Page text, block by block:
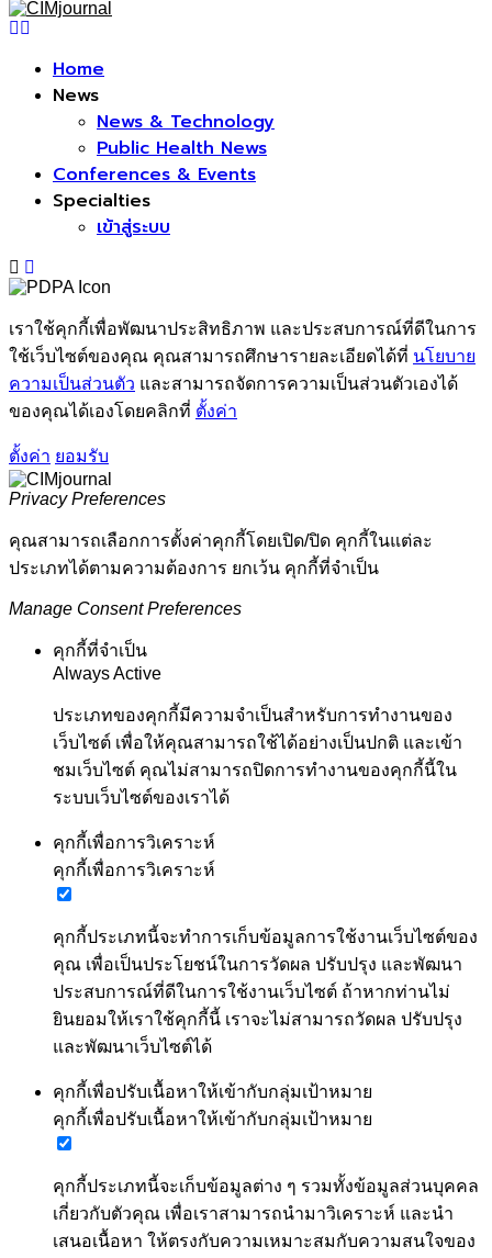
Facebook
Home
News
News & Technology
Public Health News
Conferences & Events
Specialties
เข้าสู่ระบบ
เราใช้คุกกี้เพื่อพัฒนาประสิทธิภาพ และประสบการณ์ที่ดีในการ
ใช้เว็บไซต์ของคุณ คุณสามารถศึกษารายละเอียดได้ที่ นโยบาย
ความเป็นส่วนตัว และสามารถจัดการความเป็นส่วนตัวเองได้
ของคุณได้เองโดยคลิกที่ ตั้งค่า
ตั้งค่า ยอมรับ
Privacy Preferences
คุณสามารถเลือกการตั้งค่าคุกกี้โดยเปิด/ปิด คุกกี้ในแต่ละ
ประเภทได้ตามความต้องการ ยกเว้น คุกกี้ที่จำเป็น
Manage Consent Preferences
คุกกี้ที่จำเป็น
Always Active
ประเภทของคุกกี้มีความจำเป็นสำหรับการทำงานของ
เว็บไซต์ เพื่อให้คุณสามารถใช้ได้อย่างเป็นปกติ และเข้า
ชมเว็บไซต์ คุณไม่สามารถปิดการทำงานของคุกกี้นี้ใน
ระบบเว็บไซต์ของเราได้
คุกกี้เพื่อการวิเคราะห์
คุกกี้เพื่อการวิเคราะห์
คุกกี้ประเภทนี้จะทำการเก็บข้อมูลการใช้งานเว็บไซต์ของ
คุณ เพื่อเป็นประโยชน์ในการวัดผล ปรับปรุง และพัฒนา
ประสบการณ์ที่ดีในการใช้งานเว็บไซต์ ถ้าหากท่านไม่
ยินยอมให้เราใช้คุกกี้นี้ เราจะไม่สามารถวัดผล ปรับปรุง
และพัฒนาเว็บไซต์ได้
คุกกี้เพื่อปรับเนื้อหาให้เข้ากับกลุ่มเป้าหมาย
คุกกี้เพื่อปรับเนื้อหาให้เข้ากับกลุ่มเป้าหมาย
คุกกี้ประเภทนี้จะเก็บข้อมูลต่าง ๆ รวมทั้งข้อมูลส่วนบุคคล
เกี่ยวกับตัวคุณ เพื่อเราสามารถนำมาวิเคราะห์ และนำ
เสนอเนื้อหา ให้ตรงกับความเหมาะสมกับความสนใจของ